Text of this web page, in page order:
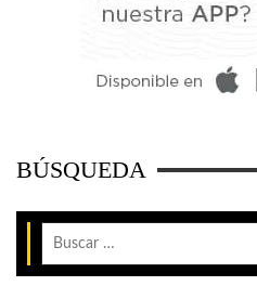
BÚSQUEDA